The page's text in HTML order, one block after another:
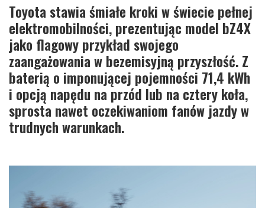
Toyota stawia śmiałe kroki w świecie pełnej
elektromobilności, prezentując model bZ4X
jako flagowy przykład swojego
zaangażowania w bezemisyjną przyszłość. Z
baterią o imponującej pojemności 71,4 kWh
i opcją napędu na przód lub na cztery koła,
sprosta nawet oczekiwaniom fanów jazdy w
trudnych warunkach.